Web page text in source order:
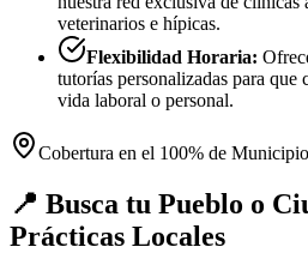
veterinarios e hípicas.
Flexibilidad Horaria:
tutorías personalizadas para que
vida laboral o personal.
Cobertura en el 100% de
📍 Busca tu Pueblo o
Prácticas Locales